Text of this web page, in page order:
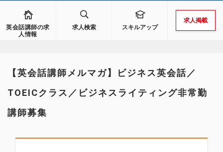
英会話講師の求
人情報
求人検索 スキルアップ
求人掲載
【英会話講師メルマガ】ビジネス英会話／
TOEICクラス／ビジネスライティング非常勤
講師募集